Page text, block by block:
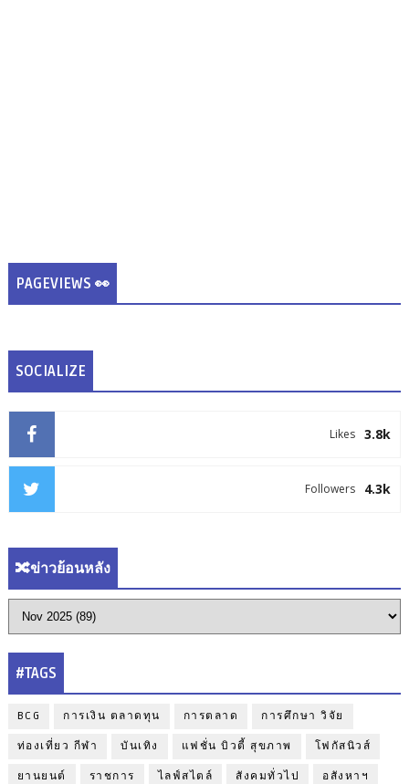
PAGEVIEWS 👀
SOCIALIZE
3.8k
Likes
4.3k
Followers
🔀ข่าวย้อนหลัง
#TAGS
BCG การเงิน ตลาดทุน การตลาด การศึกษา วิจัย
ท่องเที่ยว กีฬา บันเทิง แฟชั่น บิวตี้ สุขภาพ โฟกัสนิวส์
ยานยนต์ ราชการ ไลฟ์สไตล์ สังคมทั่วไป อสังหาฯ